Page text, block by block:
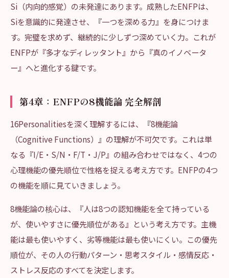
Si（内向的感覚）の未発達にあります。成熟したENFPは、
Siを意識的に発達させ、『一つを深める力』を身につけま
す。完璧を求めず、継続的に少しずつ深めていく力。これが
ENFPが『多才なディレッタント』から『真のイノベータ
ー』へと進化する鍵です。
第4章：ENFPの8機能論 完全解剖
16Personalitiesを深く理解するには、『8機能論
（Cognitive Functions）』の理解が不可欠です。これは単
なる『I/E・S/N・F/T・J/P』の組み合わせではなく、4つの
心理機能の優先順位で性格を捉える考え方です。ENFPの4つ
の機能を順に見ていきましょう。
8機能論の核心は、『人は8つの認知機能を全て持っている
が、使いやすさに優先順位がある』という考え方です。主機
能は最も使いやすく、劣等機能は最も使いにくい。この優先
順位が、その人の行動パターン・思考スタイル・感情反応・
ストレス反応のすべてを決定します。